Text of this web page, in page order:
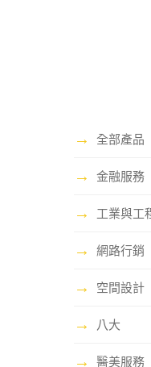
→ 全部產品
→ 金融服務
→ 工業與工
→ 網路行銷
→ 空間設計
→ 八大
→ 醫美服務